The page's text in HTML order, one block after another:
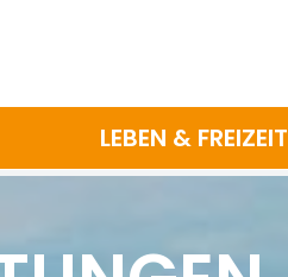
LEBEN & FREIZEIT